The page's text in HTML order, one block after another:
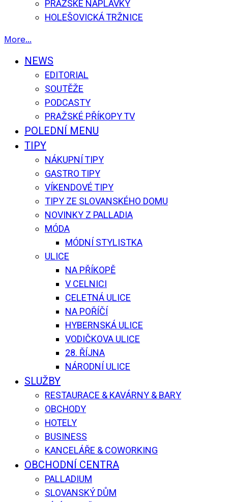
PRAŽSKÉ NÁPLAVKY
HOLEŠOVICKÁ TRŽNICE
More...
NEWS
EDITORIAL
SOUTĚŽE
PODCASTY
PRAŽSKÉ PŘÍKOPY TV
POLEDNÍ MENU
TIPY
NÁKUPNÍ TIPY
GASTRO TIPY
VÍKENDOVÉ TIPY
TIPY ZE SLOVANSKÉHO DOMU
NOVINKY Z PALLADIA
MÓDA
MÓDNÍ STYLISTKA
ULICE
NA PŘÍKOPĚ
V CELNICI
CELETNÁ ULICE
NA POŘÍČÍ
HYBERNSKÁ ULICE
VODIČKOVA ULICE
28. ŘÍJNA
NÁRODNÍ ULICE
SLUŽBY
RESTAURACE & KAVÁRNY & BARY
OBCHODY
HOTELY
BUSINESS
KANCELÁŘE & COWORKING
OBCHODNÍ CENTRA
PALLADIUM
SLOVANSKÝ DŮM